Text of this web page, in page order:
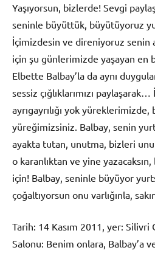
Yaşıyorsun, bizlerde! Sevgi
seninle büyüttük, büyütüyoruz
İçimizdesin ve direniyoruz senin
için şu günlerimizde yaşayan en
Elbette Balbay’la da aynı
sessiz çığlıklarımızı
ayrıgayrılığı yok
yüreğimizsiniz. Balbay, senin
ayakta tutan, unutma, bizleri
o karanlıktan ve yine
için! Balbay, seninle büyüyor
çoğaltıyorsun onu varlığınla,
Tarih: 14 Kasım 2011, yer: Silivri
Salonu: Benim onlara, Balbay’a